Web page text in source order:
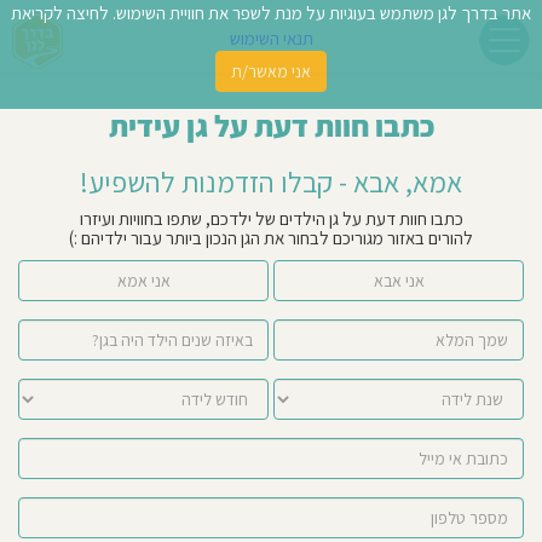
כתבו חוות דעת על גן עידית
אמא, אבא - קבלו הזדמנות להשפיע!
כתבו חוות דעת על גן הילדים של ילדכם, שתפו בחוויות ועיזרו
להורים באזור מגוריכם לבחור את הגן הנכון ביותר עבור ילדיהם :)
אני אמא אני אבא
אתר בדרך לגן משתמש בעוגיות על מנת לשפר את חוויית השימוש. לחיצה לקריאת
תנאי השימוש
אני מאשר/ת